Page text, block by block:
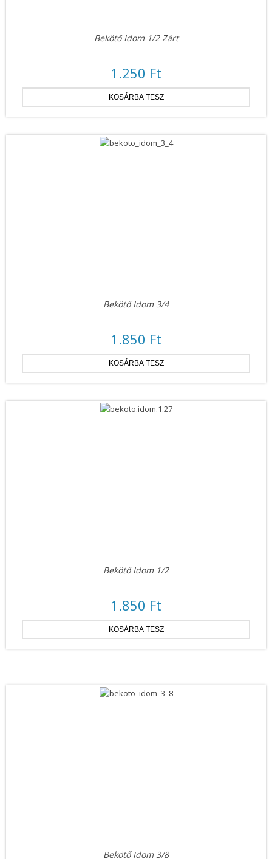
Bekötő Idom 1/2 Zárt
1.250 Ft
Bekötő Idom 3/4
1.850 Ft
Bekötő Idom 1/2
1.850 Ft
Bekötő Idom 3/8